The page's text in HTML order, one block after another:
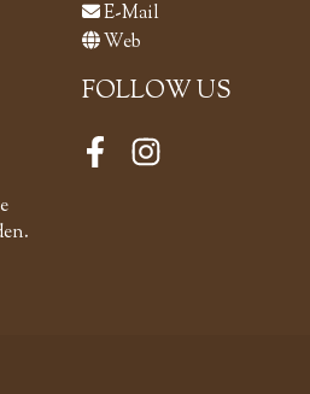
E-Mail
Web
FOLLOW US
FacebookInstagram